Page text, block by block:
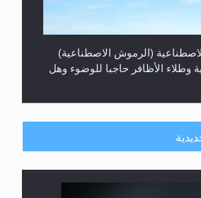
(الرموش الاصطناعية)
وطلاء الأظافر حاجبا للوضوء وهل